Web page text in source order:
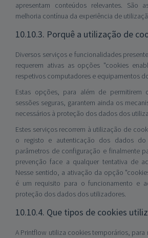
apresentam conteúdos relevantes. São
melhoria contínua da experiência de
10.10.3. Porquê a utilização de
Diversos serviços e funcionalidades
requerem ativas as opções "cookies
respetivos computadores e equipamentos
Estas opções, para além de permitirem
sessões seguras, garantem ainda os
necessários à proteção dos dados dos
Estes serviços recorrem à utilização de
o registo e autenticação dos dados do
parâmetros de configuração e finalmente
prevenção face a qualquer tentativa de
Nesse sentido, a ativação da opção
é um requisito para o funcionamento e
proteção dos dados dos utilizadores.
10.10.4. Que tipos de cookies
A Printflow utiliza cookies temporários, para